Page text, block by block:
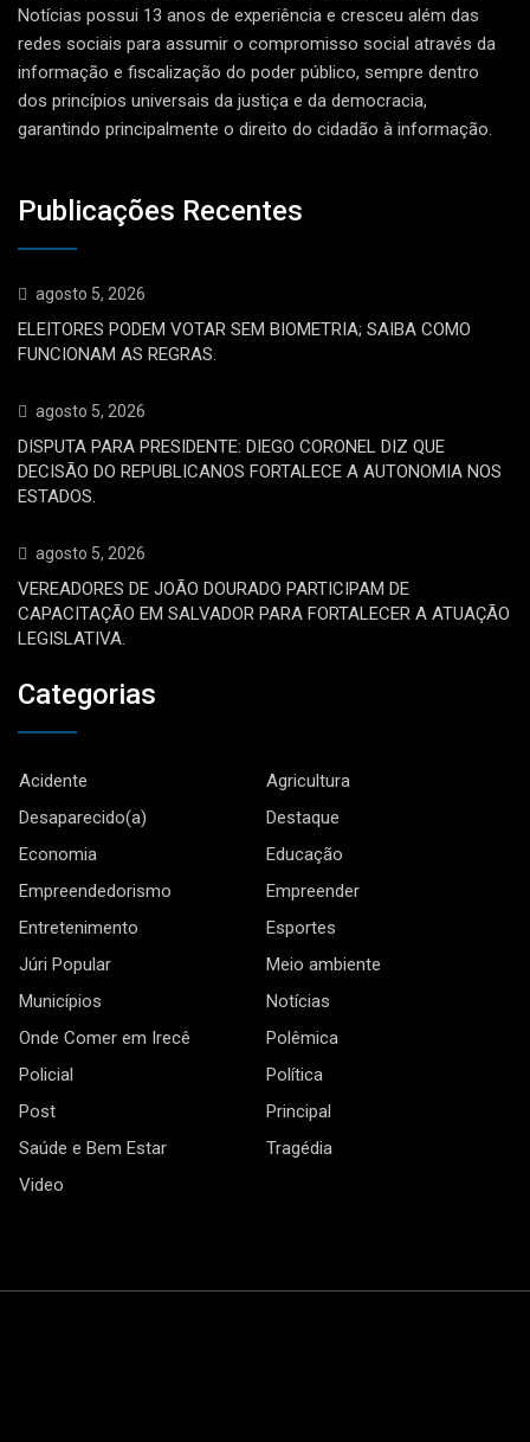
Notícias possui 13 anos de experiência e cresceu além das
redes sociais para assumir o compromisso social através da
informação e fiscalização do poder público, sempre dentro
dos princípios universais da justiça e da democracia,
garantindo principalmente o direito do cidadão à informação.
Publicações Recentes
agosto 5, 2026
ELEITORES PODEM VOTAR SEM BIOMETRIA; SAIBA COMO
FUNCIONAM AS REGRAS.
agosto 5, 2026
DISPUTA PARA PRESIDENTE: DIEGO CORONEL DIZ QUE
DECISÃO DO REPUBLICANOS FORTALECE A AUTONOMIA NOS
ESTADOS.
agosto 5, 2026
VEREADORES DE JOÃO DOURADO PARTICIPAM DE
CAPACITAÇÃO EM SALVADOR PARA FORTALECER A ATUAÇÃO
LEGISLATIVA.
Categorias
Acidente
Agricultura
Desaparecido(a)
Destaque
Economia
Educação
Empreendedorismo
Empreender
Entretenimento
Esportes
Júri Popular
Meio ambiente
Municípios
Notícias
Onde Comer em Irecê
Polêmica
Policial
Política
Post
Principal
Saúde e Bem Estar
Tragédia
Video